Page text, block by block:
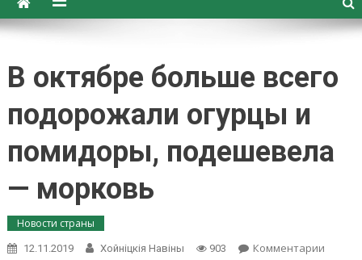
Новости Хойник. Районная
В октябре больше всего
подорожали огурцы и
помидоры, подешевела
— морковь
Новости страны
12.11.2019 Хойнiцкiя Навiны 903 Комментарииon